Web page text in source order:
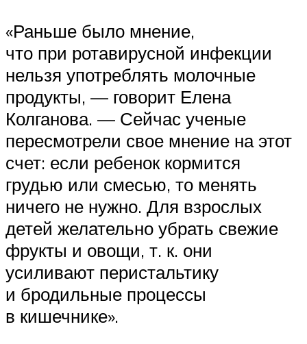
«Раньше было мнение,
что при ротавирусной инфекции
нельзя употреблять молочные
продукты, — говорит Елена
Колганова. — Сейчас ученые
пересмотрели свое мнение на этот
счет: если ребенок кормится
грудью или смесью, то менять
ничего не нужно. Для взрослых
детей желательно убрать свежие
фрукты и овощи, т. к. они
усиливают перистальтику
и бродильные процессы
в кишечнике».